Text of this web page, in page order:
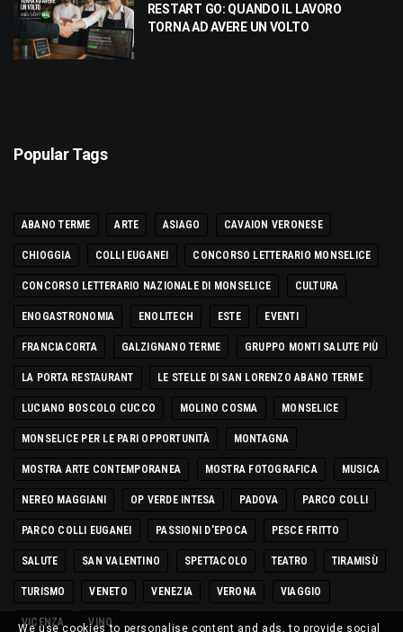
RESTART GO: QUANDO IL LAVORO
TORNA AD AVERE UN VOLTO
Popular Tags
ABANO TERME ARTE ASIAGO CAVAION VERONESE
CHIOGGIA COLLI EUGANEI CONCORSO LETTERARIO MONSELICE
CONCORSO LETTERARIO NAZIONALE DI MONSELICE CULTURA
ENOGASTRONOMIA ENOLITECH ESTE EVENTI
FRANCIACORTA GALZIGNANO TERME GRUPPO MONTI SALUTE PIÙ
LA PORTA RESTAURANT LE STELLE DI SAN LORENZO ABANO TERME
LUCIANO BOSCOLO CUCCO MOLINO COSMA MONSELICE
MONSELICE PER LE PARI OPPORTUNITÀ MONTAGNA
MOSTRA ARTE CONTEMPORANEA MOSTRA FOTOGRAFICA MUSICA
NEREO MAGGIANI OP VERDE INTESA PADOVA PARCO COLLI
PARCO COLLI EUGANEI PASSIONI D'EPOCA PESCE FRITTO
SALUTE SAN VALENTINO SPETTACOLO TEATRO TIRAMISÙ
TURISMO VENETO VENEZIA VERONA VIAGGIO
VICENZA VINO
We use cookies to personalise content and ads, to provide social